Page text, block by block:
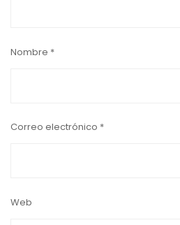
Nombre *
Correo electrónico *
Web